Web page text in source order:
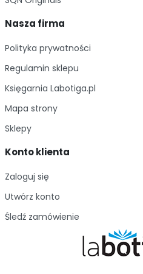
Nasza firma
Polityka prywatności
Regulamin sklepu
Księgarnia Labotiga.pl
Mapa strony
Sklepy
Konto klienta
Zaloguj się
Utwórz konto
Śledź zamówienie